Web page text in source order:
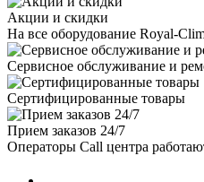
Акции и скидки
На все оборудование Royal-
Сервисное обслуживание и
Сертифицированные товары
Прием заказов 24/7
Операторы Call центра